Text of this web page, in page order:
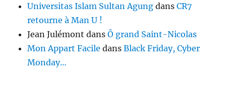
Universitas Islam Sultan Agung dansCR7
retourne à Man U !
Jean Julémont dansÔ grand Saint-Nicolas
Mon Appart Facile dansBlack Friday, Cyber
Monday…